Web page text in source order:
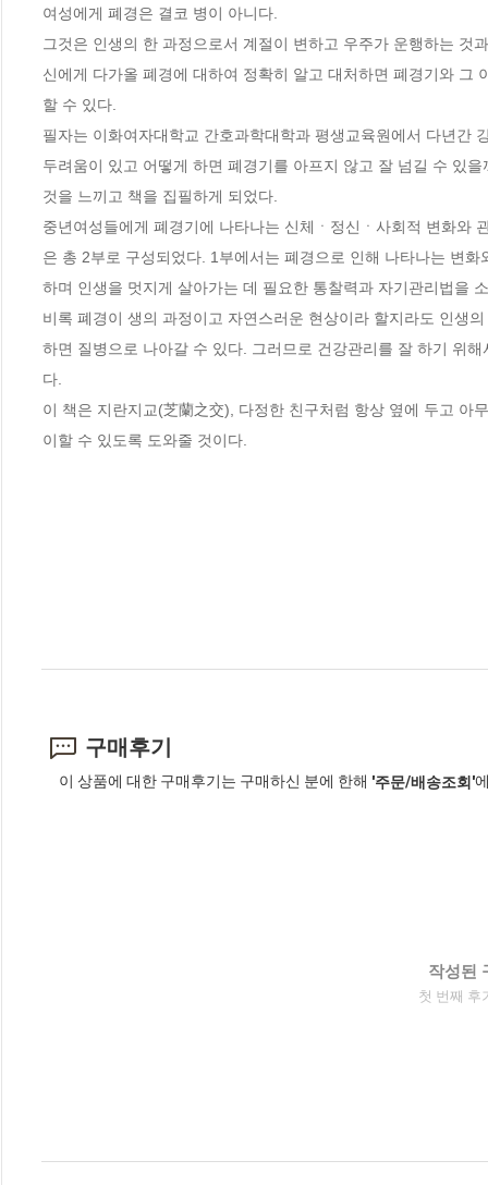
여성에게 폐경은 결코 병이 아니다.
그것은 인생의 한 과정으로서 계절이 변하고 우주가 운행하는
신에게 다가올 폐경에 대하여 정확히 알고 대처하면 폐경기와 그
할 수 있다.
필자는 이화여자대학교 간호과학대학과 평생교육원에서 다년간
두려움이 있고 어떻게 하면 폐경기를 아프지 않고 잘 넘길 수 있
것을 느끼고 책을 집필하게 되었다.
중년여성들에게 폐경기에 나타나는 신체ㆍ정신ㆍ사회적 변화와
은 총 2부로 구성되었다. 1부에서는 폐경으로 인해 나타나는 변
하며 인생을 멋지게 살아가는 데 필요한 통찰력과 자기관리법을
비록 폐경이 생의 과정이고 자연스러운 현상이라 할지라도 인생
하면 질병으로 나아갈 수 있다. 그러므로 건강관리를 잘 하기 위
다.
이 책은 지란지교(芝蘭之交), 다정한 친구처럼 항상 옆에 두고 아
이할 수 있도록 도와줄 것이다.
구매후기
이 상품에 대한 구매후기는 구매하신 분에 한해 '주문/배송조회'
작성된
첫 번째 후